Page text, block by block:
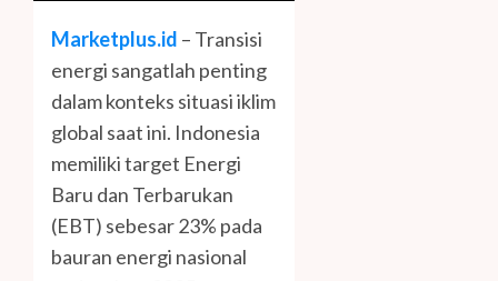
Marketplus.id – Transisi
energi sangatlah penting
dalam konteks situasi iklim
global saat ini. Indonesia
memiliki target Energi
Baru dan Terbarukan
(EBT) sebesar 23% pada
bauran energi nasional